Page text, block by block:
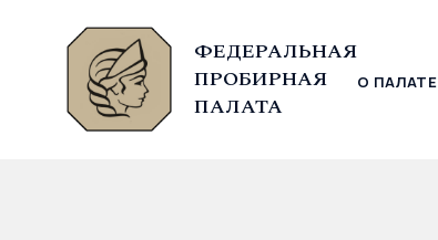
ФЕДЕРАЛЬНАЯ
ПРОБИРНАЯ
ПАЛАТА
О ПАЛАТЕ
© Федеральная пробирная палата, 2026